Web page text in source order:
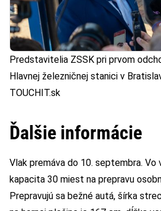
Predstavitelia ZSSK pri prvom
Hlavnej železničnej stanici v
TOUCHIT.sk
Ďalšie informácie
Vlak premáva do 10. septembra. Vo
kapacita 30 miest na prepravu
Prepravujú sa bežné autá, šírka